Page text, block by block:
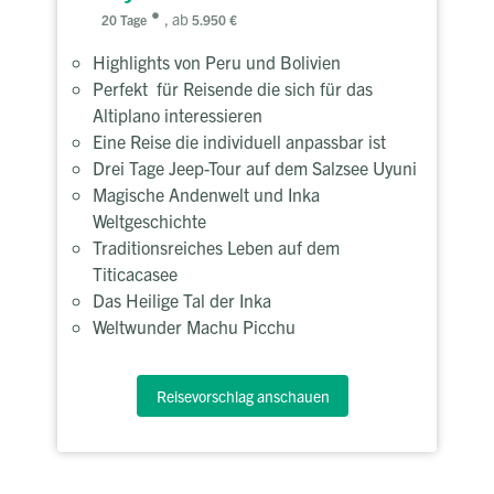
20 Tage , ab 5.950 €
Highlights von Peru und Bolivien
Perfekt für Reisende die sich für das
Altiplano interessieren
Eine Reise die individuell anpassbar ist
Drei Tage Jeep-Tour auf dem Salzsee Uyuni
Magische Andenwelt und Inka
Weltgeschichte
Traditionsreiches Leben auf dem
Titicacasee
Das Heilige Tal der Inka
Weltwunder Machu Picchu
Reisevorschlag anschauen